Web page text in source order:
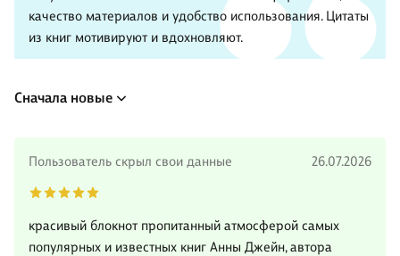
качество материалов и удобство использования. Цитаты
из книг мотивируют и вдохновляют.
Сначала новые
Пользователь скрыл свои данные 26.07.2026
красивый блокнот пропитанный атмосферой самых
популярных и известных книг Анны Джейн, автора